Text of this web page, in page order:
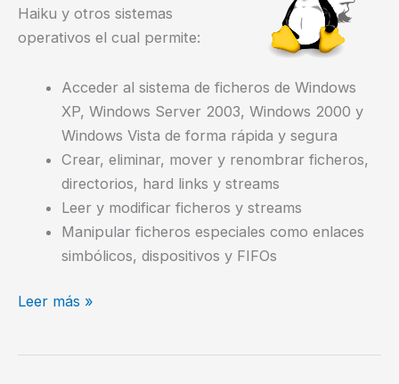
Haiku y otros sistemas
operativos el cual permite:
Acceder al sistema de ficheros de Windows
XP, Windows Server 2003, Windows 2000 y
Windows Vista de forma rápida y segura
Crear, eliminar, mover y renombrar ficheros,
directorios, hard links y streams
Leer y modificar ficheros y streams
Manipular ficheros especiales como enlaces
simbólicos, dispositivos y FIFOs
Acceder/Montar
Leer más »